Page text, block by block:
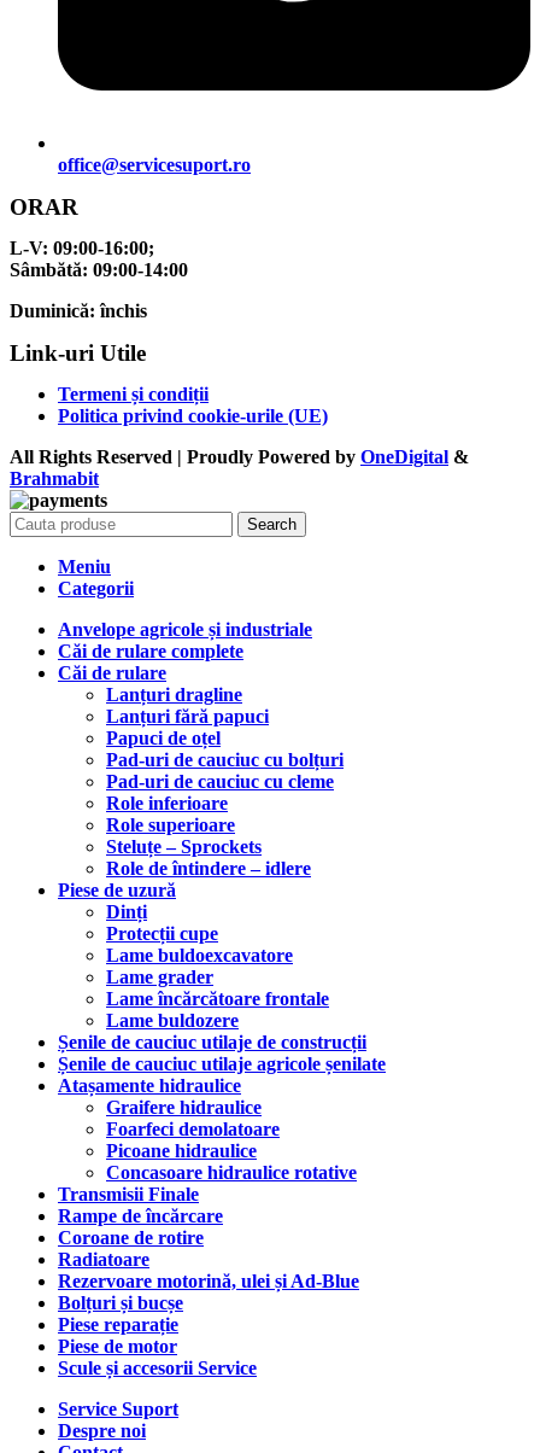
office@servicesuport.ro
ORAR
L-V: 09:00-16:00;
Sâmbătă: 09:00-14:00
Duminică: închis
Link-uri Utile
Termeni și condiții
Politica privind cookie-urile (UE)
All Rights Reserved | Proudly Powered by OneDigital &
Brahmabit
Search
Meniu
Categorii
Anvelope agricole și industriale
Căi de rulare complete
Căi de rulare
Lanțuri dragline
Lanțuri fără papuci
Papuci de oțel
Pad-uri de cauciuc cu bolțuri
Pad-uri de cauciuc cu cleme
Role inferioare
Role superioare
Steluțe – Sprockets
Role de întindere – idlere
Piese de uzură
Dinți
Protecții cupe
Lame buldoexcavatore
Lame grader
Lame încărcătoare frontale
Lame buldozere
Șenile de cauciuc utilaje de construcții
Șenile de cauciuc utilaje agricole șenilate
Atașamente hidraulice
Graifere hidraulice
Foarfeci demolatoare
Picoane hidraulice
Concasoare hidraulice rotative
Transmisii Finale
Rampe de încărcare
Coroane de rotire
Radiatoare
Rezervoare motorină, ulei și Ad-Blue
Bolțuri și bucșe
Piese reparație
Piese de motor
Scule și accesorii Service
Service Suport
Despre noi